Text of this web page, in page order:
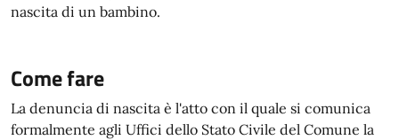
nascita di un bambino.
Come fare
La denuncia di nascita è l'atto con il quale si comunica
formalmente agli Uffici dello Stato Civile del Comune la